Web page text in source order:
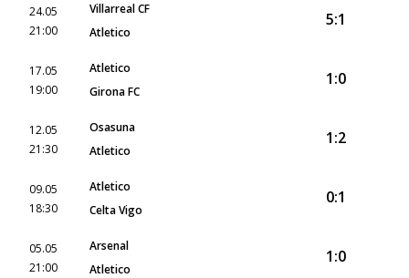
24.05
21:00
Villarreal CF
Atletico
5:1
17.05
19:00
Atletico
Girona FC
1:0
12.05
21:30
Osasuna
Atletico
1:2
09.05
18:30
Atletico
Celta Vigo
0:1
05.05
21:00
Arsenal
Atletico
1:0